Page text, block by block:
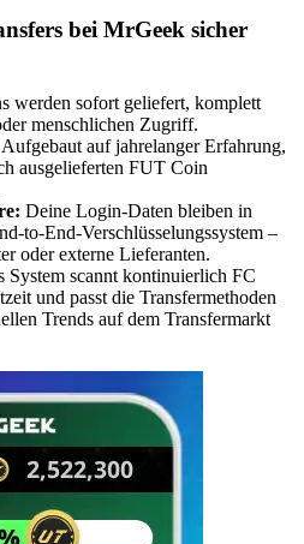
bei MrGeek sicher
werden sofort geliefert, komplett
menschlichen Zugriff.
Aufgebaut auf jahrelanger Erfahrung,
ausgelieferten FUT Coin
Deine Login-Daten bleiben in
to-End-Verschlüsselungssystem –
oder externe Lieferanten.
System scannt kontinuierlich FC
und passt die Transfermethoden
Trends auf dem Transfermarkt